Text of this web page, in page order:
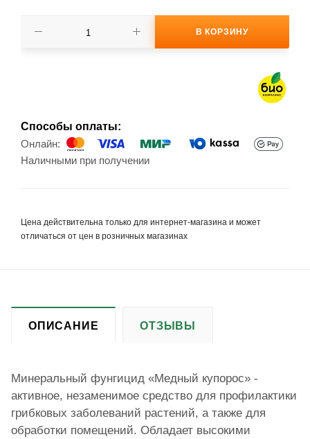
В КОРЗИНУ
Способы оплаты:
Онлайн:
Наличными при получении
Цена действительна только для интернет-магазина и может
отличаться от цен в розничных магазинах
ОПИСАНИЕ ОТЗЫВЫ
Минеральный фунгицид «Медный купорос» -
активное, незаменимое средство для профилактики
грибковых заболеваний растений, а также для
обработки помещений. Обладает высокими